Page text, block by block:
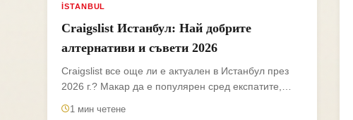
İSTANBUL
Craigslist Истанбул: Най добрите
алтернативи и съвети 2026
Craigslist все още ли е актуален в Истанбул през
2026 г.? Макар да е популярен сред експатите,
1 мин четене